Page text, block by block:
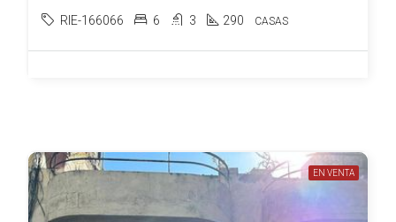
RIE-166066 6 3 290 CASAS
EN VENTA